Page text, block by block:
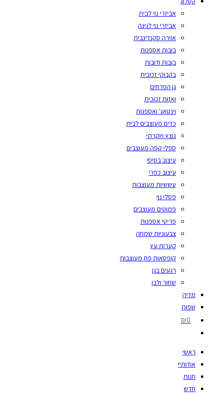
אביזרי נוי לבית
אביזרי נוי לגינה
אוירה סקנדינבית
בובות אספנות
בובות ודובות
בקבוקי זכוכית
גן הפרחים
ואזות זכוכית
וינטאג' ואספנות
כדים מעוצבים לבית
נוצץ ויוקרתי
ספלי קפה מעוצבים
עיצוב בסיסי
עיצוב כפרי
עששיות מעוצבות
פסלי נוי
פמוטים מעוצבים
פריטי אספנות
צבעוניות שמחה
קערות עץ
קופסאות פח מעוצבות
רגעים בגן
שחור ולבן
מדיה
שפות
₪0
ראשי
אודותיי
חנות
חדש